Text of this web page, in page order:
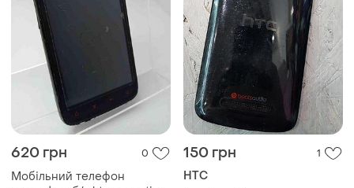
620 грн 0
Мобільний телефон
150 грн 1
HTC